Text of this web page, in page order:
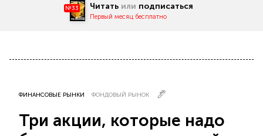
№33 Читать или подписаться
Первый месяц бесплатно
ФИНАНСОВЫЕ РЫНКИ ФОНДОВЫЙ РЫНОК
Три акции, которые надо